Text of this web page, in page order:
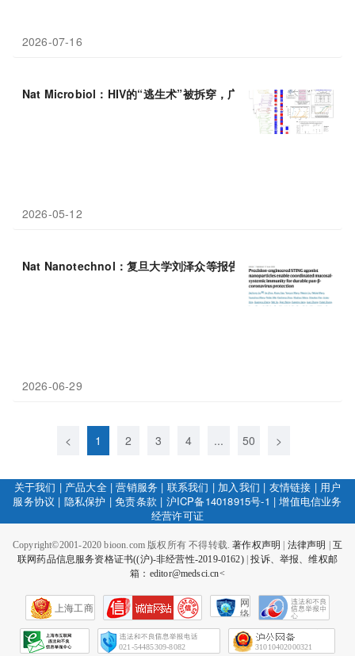
2026-07-16
Nat Microbiol：HIV的“逃生术”被拆穿，广 谱 中和抗体为何失效
2026-05-12
Nat Nanotechnol：复旦大学刘泽众等报告“鼻喷”广谱疫苗新佐剂
2026-06-29
< 1 2 3 4 ... 50 >
关于我们 | 产品大全|营销服务 | 联系我们 | 加入我们 | 友情链接 | 用户
服务协议 | 隐私保护 |免责条款 | 沪ICP备14018915号-1 |增值电信业务
经营许可证
Copyright©2001-2020 bioon.com 版权所有 不得转载.著作权声明 法律声明
互
联网药品信息服务资格证书((沪)-非经营性-2019-0162)|投诉、举报、维权邮
箱：editor@medsci.cn<
上海工商
网
络
会
征
021-54485309-8082 31010402000321